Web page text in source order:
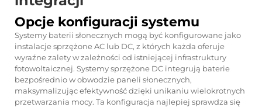
Opcje konfiguracji systemu
Systemy baterii słonecznych mogą być konfigurowane jako
instalacje sprzężone AC lub DC, z których każda oferuje
wyraźne zalety w zależności od istniejącej infrastruktury
fotowoltaicznej. Systemy sprzężone DC integrują baterie
bezpośrednio w obwodzie paneli słonecznych,
maksymalizując efektywność dzięki unikaniu wielokrotnych
przetwarzania mocy. Ta konfiguracja najlepiej sprawdza się